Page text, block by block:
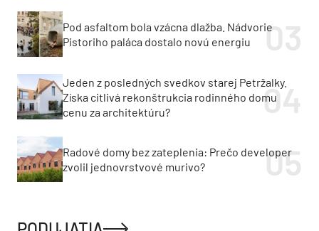
Pod asfaltom bola vzácna dlažba. Nádvorie
Pistoriho paláca dostalo novú energiu
Jeden z posledných svedkov starej Petržalky.
Získa citlivá rekonštrukcia rodinného domu
cenu za architektúru?
Radové domy bez zateplenia: Prečo developer
zvolil jednovrstvové murivo?